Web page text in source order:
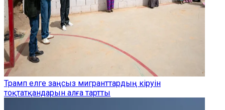
Трамп елге заңсыз мигранттардың кіруін
тоқтатқандарын алға тартты